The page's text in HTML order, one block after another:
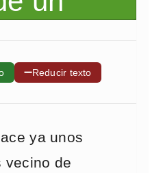
➖Reducir texto
ya unos
vecino de